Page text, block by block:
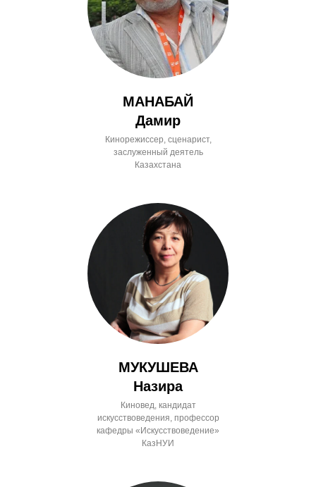
МАНАБАЙ
Дамир
Кинорежиссер, сценарист,
заслуженный деятель
Казахстана
МУКУШЕВА
Назира
Киновед, кандидат
искусствоведения, профессор
кафедры «Искусствоведение»
КазНУИ